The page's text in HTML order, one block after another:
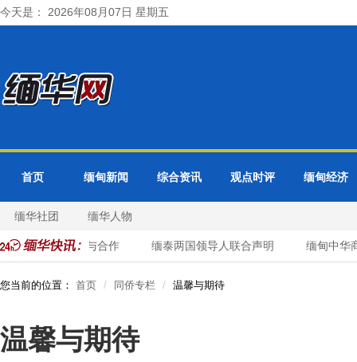
今天是： 2026年08月07日 星期五
首页 缅甸新闻 综合资讯 观点时评 缅甸经济
缅华社团 缅华人物
论边境稳定与合作 缅泰两国领导人联合声明 缅甸中华商
您当前的位置： 首页 同侨专栏 温馨与期待
温馨与期待